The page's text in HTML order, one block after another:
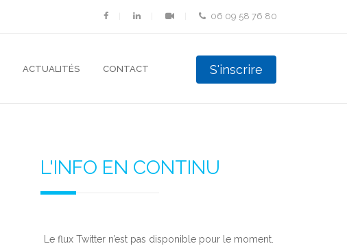
06 09 58 76 80
ACTUALITÉS CONTACT S'inscrire
L'INFO EN CONTINU
Le flux Twitter n’est pas disponible pour le moment.